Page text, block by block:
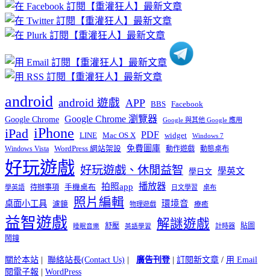
章
分
類
android android 遊戲 APP BBS Facebook
Google Chrome Google Chrome 瀏覽器 Google 與其他 Google 應用
iPad iPhone LINE Mac OS X PDF widget Windows 7
Windows Vista WordPress 網站架設 免費圖庫 動作遊戲 動態桌布
好玩遊戲 好玩遊戲、休閒益智 學日文 學英文
學英語 待辦事項 手機桌布 拍照app 播放器 日文學習 桌布
桌面小工具 濾鏡 照片編輯 物理遊戲 環境音 療癒
益智遊戲 睡眠音樂 舒壓 英語學習 解謎遊戲 計時器
貼圖
鬧鐘
關於本站 | 聯絡站長(Contact Us) | 廣告刊登| 訂閱新文章 / 用 Email
閱電子報 | WordPress